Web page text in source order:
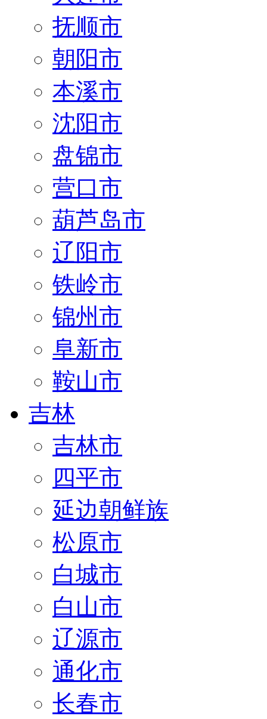
抚顺市
朝阳市
本溪市
沈阳市
盘锦市
营口市
葫芦岛市
辽阳市
铁岭市
锦州市
阜新市
鞍山市
吉林
吉林市
四平市
延边朝鲜族
松原市
白城市
白山市
辽源市
通化市
长春市